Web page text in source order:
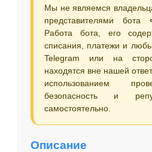
Мы не являемся
представителями бота
Работа бота, его
списания, платежи и
Telegram или на
находятся вне нашей
использованием
безопасность и
самостоятельно.
Описание